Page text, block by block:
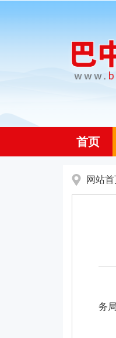
首页
网站
务